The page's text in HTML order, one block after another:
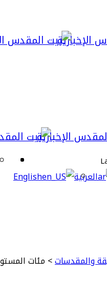
العربية English
والمقدسات> مئات